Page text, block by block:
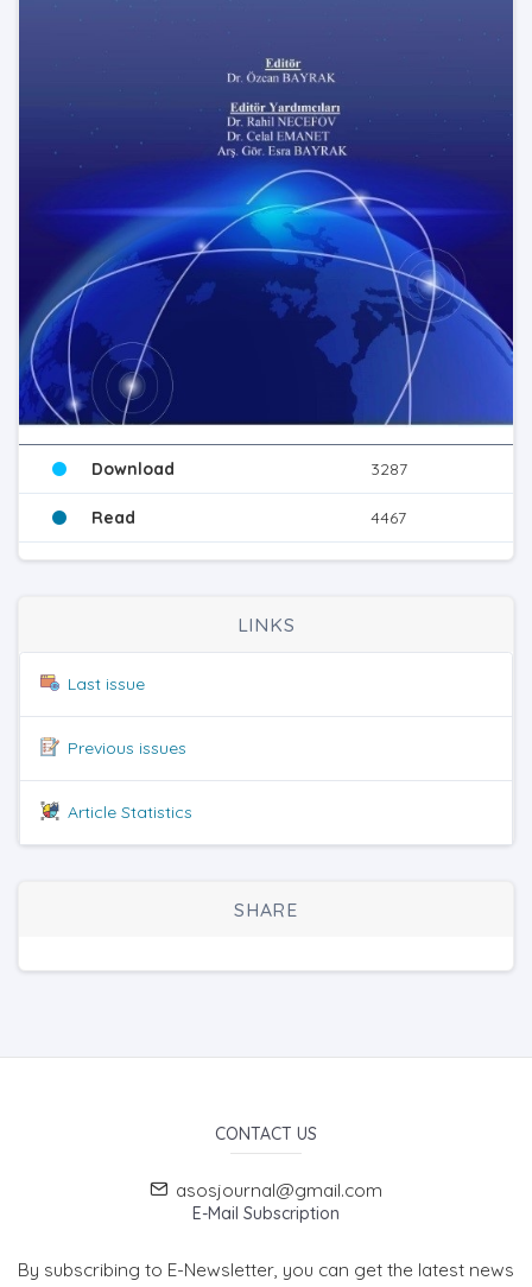
Download 3287
Read 4467
LINKS
Last issue
Previous issues
Article Statistics
SHARE
CONTACT US
asosjournal@gmail.com
E-Mail Subscription
By subscribing to E-Newsletter, you can get the latest news